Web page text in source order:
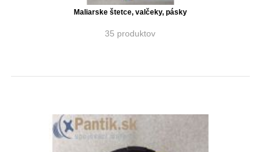
Maliarske štetce, valčeky, pásky
35 produktov